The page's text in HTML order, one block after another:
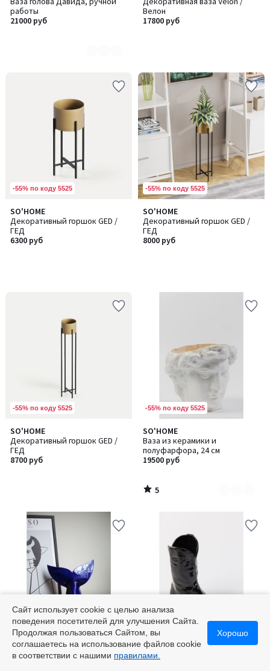
работы
21000 руб
цветов:
3
Велон
17800 руб
-55% по коду 5525
SO'HOME
Декоративный горшок GED /
ГЕД
6300 руб
-55% по коду 5525
SO'HOME
Декоративный горшок GED /
ГЕД
8000 руб
-55% по коду 5525
SO'HOME
Декоративный горшок GED /
ГЕД
8700 руб
-55% по коду 5525
SO'HOME
Ваза из керамики и
полуфарфора, 24 см
19500 руб
5
/
5
Количество
цветов:
3
5
/
-55% по коду 5525
SO'HOME
Ваза из керамики и
5
/
SO'HOME
Ваза из керамики и
Сайт использует cookie с целью анализа
поведения посетителей для улучшения Сайта.
Продолжая пользоваться Сайтом, вы
соглашаетесь на использование файлов cookie
в соответствии с нашими правилами.
Хорошо